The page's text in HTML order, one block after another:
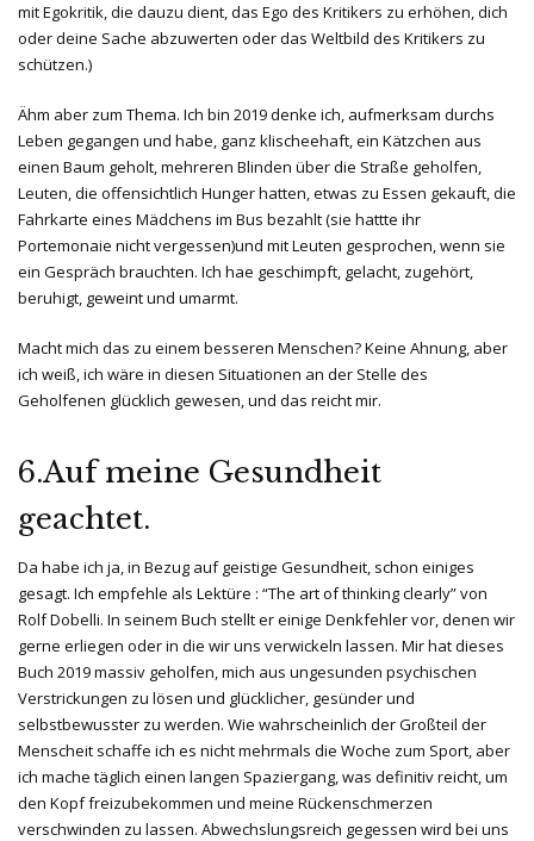
mit Egokritik, die dauzu dient, das Ego des Kritikers zu erhöhen, dich
oder deine Sache abzuwerten oder das Weltbild des Kritikers zu
schützen.)
Ähm aber zum Thema. Ich bin 2019 denke ich, aufmerksam durchs
Leben gegangen und habe, ganz klischeehaft, ein Kätzchen aus
einen Baum geholt, mehreren Blinden über die Straße geholfen,
Leuten, die offensichtlich Hunger hatten, etwas zu Essen gekauft, die
Fahrkarte eines Mädchens im Bus bezahlt (sie hattte ihr
Portemonaie nicht vergessen)und mit Leuten gesprochen, wenn sie
ein Gespräch brauchten. Ich hae geschimpft, gelacht, zugehört,
beruhigt, geweint und umarmt.
Macht mich das zu einem besseren Menschen? Keine Ahnung, aber
ich weiß, ich wäre in diesen Situationen an der Stelle des
Geholfenen glücklich gewesen, und das reicht mir.
6.Auf meine Gesundheit
geachtet.
Da habe ich ja, in Bezug auf geistige Gesundheit, schon einiges
gesagt. Ich empfehle als Lektüre : “The art of thinking clearly” von
Rolf Dobelli. In seinem Buch stellt er einige Denkfehler vor, denen wir
gerne erliegen oder in die wir uns verwickeln lassen. Mir hat dieses
Buch 2019 massiv geholfen, mich aus ungesunden psychischen
Verstrickungen zu lösen und glücklicher, gesünder und
selbstbewusster zu werden. Wie wahrscheinlich der Großteil der
Menscheit schaffe ich es nicht mehrmals die Woche zum Sport, aber
ich mache täglich einen langen Spaziergang, was definitiv reicht, um
den Kopf freizubekommen und meine Rückenschmerzen
verschwinden zu lassen. Abwechslungsreich gegessen wird bei uns